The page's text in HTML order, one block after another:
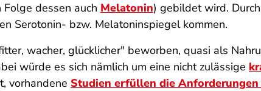
dessen auch Melatonin) gebildet wird.
Serotonin- bzw. Melatoninspiegel kommen.
wacher, glücklicher" beworben, quasi als
würde es sich nämlich um eine nicht zulässige
vorhandene Studien erfüllen die